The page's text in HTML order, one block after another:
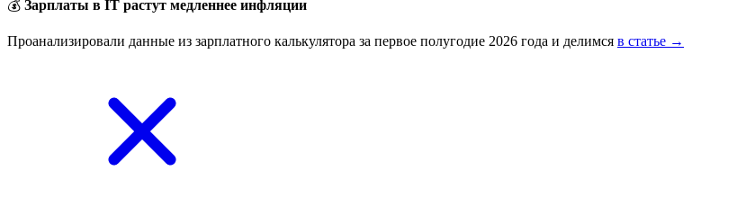
💰 Зарплаты в IT растут медленнее инфляции
Проанализировали данные из зарплатного калькулятора за первое полугодие 2026 года и делимся в статье →